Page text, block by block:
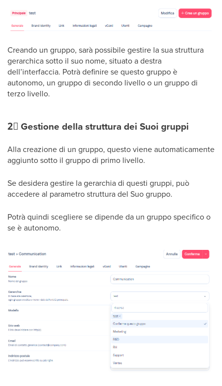
Creando un gruppo, sarà possibile gestire la sua struttura
gerarchica sotto il suo nome, situato a destra
dell’interfaccia. Potrà definire se questo gruppo è
autonomo, un gruppo di secondo livello o un gruppo di
terzo livello.
2⃣ Gestione della struttura dei Suoi gruppi
Alla creazione di un gruppo, questo viene automaticamente
aggiunto sotto il gruppo di primo livello.
Se desidera gestire la gerarchia di questi gruppi, può
accedere al parametro struttura del Suo gruppo.
Potrà quindi scegliere se dipende da un gruppo specifico o
se è autonomo.